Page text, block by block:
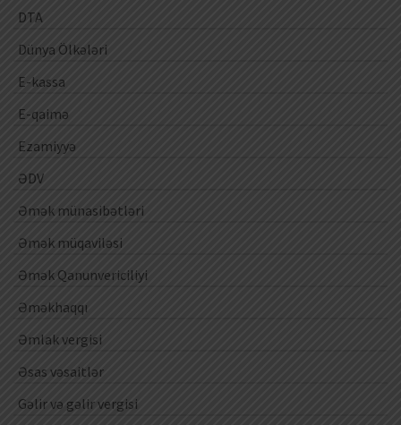
DTA
Dünya Ölkələri
E-kassa
E-qaimə
Ezamiyyə
ƏDV
Əmək münasibətləri
Əmək müqaviləsi
Əmək Qanunvericiliyi
Əməkhaqqı
Əmlak vergisi
Əsas vəsaitlər
Gəlir və gəlir vergisi